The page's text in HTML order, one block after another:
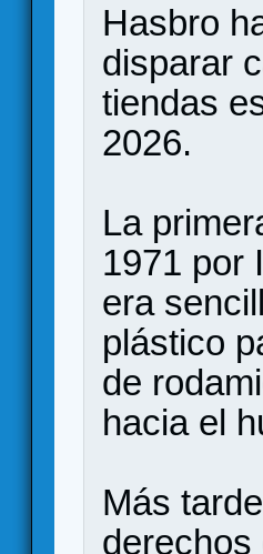
Hasbro
disparar
tiendas
2026.
La
1971 por
era
plástico
de
hacia el
Más
derechos